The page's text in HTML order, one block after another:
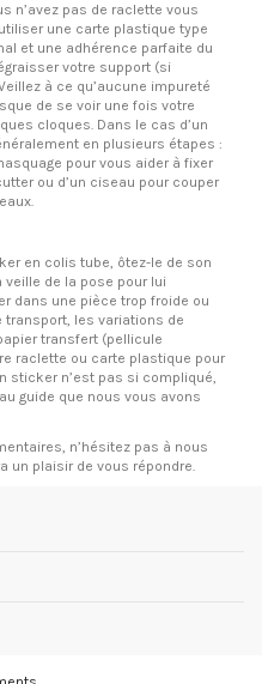
n’avez pas de raclette vous
une carte plastique type
et une adhérence parfaite du
votre support (si
à ce qu’aucune impureté
de se voir une fois votre
cloques. Dans le cas d’un
en plusieurs étapes :
pour vous aider à fixer
ou d’un ciseau pour couper
en colis tube, ôtez-le de son
de la pose pour lui
dans une pièce trop froide ou
transport, les variations de
transfert (pellicule
raclette ou carte plastique pour
sticker n’est pas si compliqué,
guide que nous vous avons
n’hésitez pas à nous
un plaisir de vous répondre.